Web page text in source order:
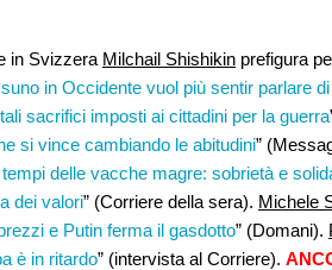
in Svizzera Milchail Shishikin prefigura
in Occidente vuol più sentir parlare
sacrifici imposti ai cittadini per la guerra
si vince cambiando le abitudini”
tempi delle vacche magre: sobrietà e
dei valori” (Corriere della sera). Michele
e Putin ferma il gasdotto” (Domani).
è in ritardo” (intervista al Corriere).